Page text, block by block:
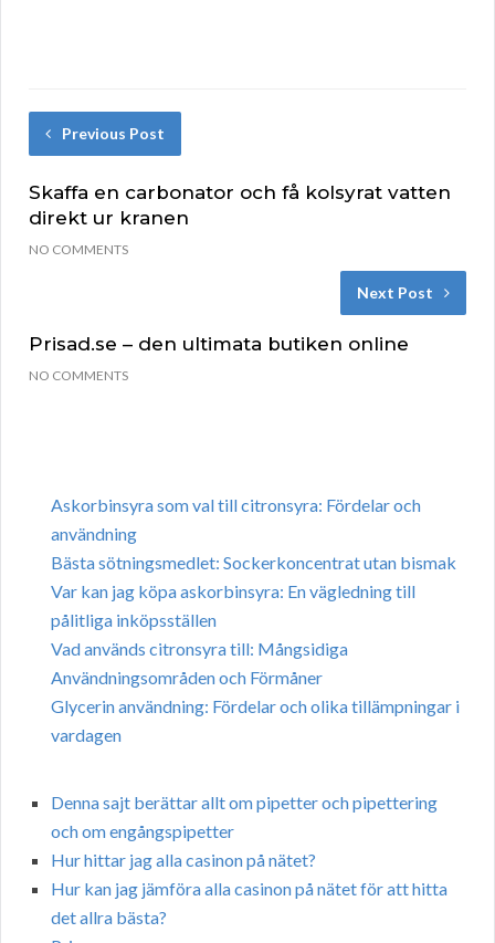
Previous Post
Skaffa en carbonator och få kolsyrat vatten
direkt ur kranen
NO COMMENTS
Next Post
Prisad.se – den ultimata butiken online
NO COMMENTS
Askorbinsyra som val till citronsyra: Fördelar och
användning
Bästa sötningsmedlet: Sockerkoncentrat utan bismak
Var kan jag köpa askorbinsyra: En vägledning till
pålitliga inköpsställen
Vad används citronsyra till: Mångsidiga
Användningsområden och Förmåner
Glycerin användning: Fördelar och olika tillämpningar i
vardagen
Denna sajt berättar allt om pipetter och pipettering
och om engångspipetter
Hur hittar jag alla casinon på nätet?
Hur kan jag jämföra alla casinon på nätet för att hitta
det allra bästa?